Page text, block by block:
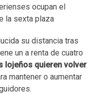
ocupan el
la sexta plaza
su distancia tras
un a renta de cuatro
lojeños quieren volver
mantener o aumentar